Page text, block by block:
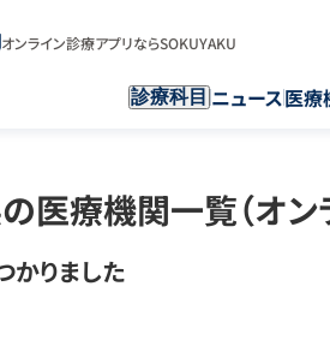
オンライン診療アプリならSOKUYAKU
診療科目 ニュース医療
医療機関一覧（オン
かりました